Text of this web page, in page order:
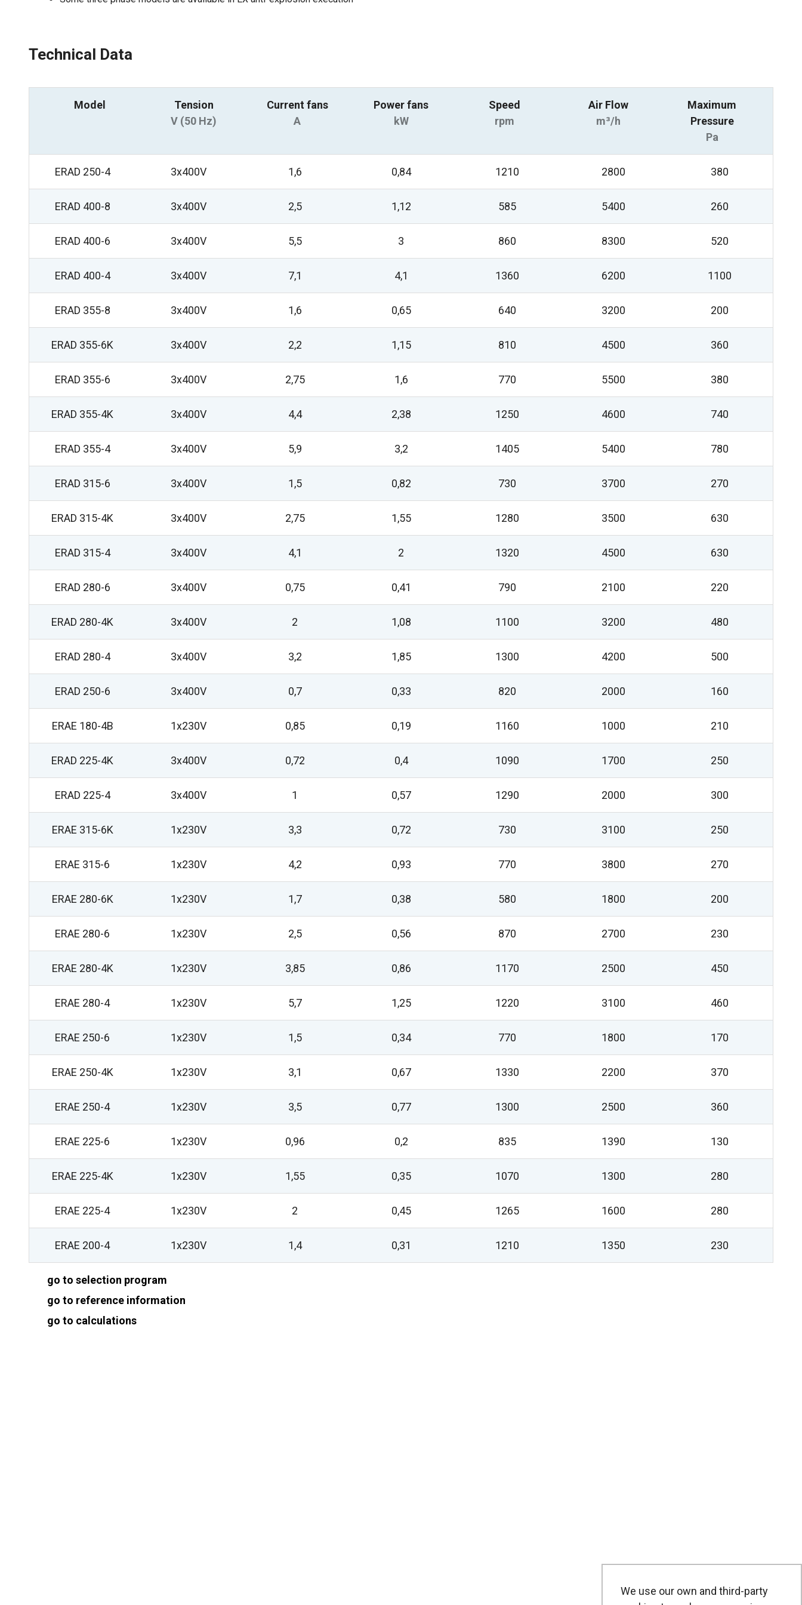
Technical Data
Model
Tension
V (50 Hz)
Current fans
A
Power fans
kW
Speed
rpm
Air Flow
m³/h
Maximum
Pressure
Pa
ERAD 250-4 3x400V 1,6 0,84 1210 2800 380
ERAD 400-8 3x400V 2,5 1,12 585 5400 260
ERAD 400-6 3x400V 5,5 3 860 8300 520
ERAD 400-4 3x400V 7,1 4,1 1360 6200 1100
ERAD 355-8 3x400V 1,6 0,65 640 3200 200
ERAD 355-6K 3x400V 2,2 1,15 810 4500 360
ERAD 355-6 3x400V 2,75 1,6 770 5500 380
ERAD 355-4K 3x400V 4,4 2,38 1250 4600 740
ERAD 355-4 3x400V 5,9 3,2 1405 5400 780
ERAD 315-6 3x400V 1,5 0,82 730 3700 270
ERAD 315-4K 3x400V 2,75 1,55 1280 3500 630
ERAD 315-4 3x400V 4,1 2 1320 4500 630
ERAD 280-6 3x400V 0,75 0,41 790 2100 220
ERAD 280-4K 3x400V 2 1,08 1100 3200 480
ERAD 280-4 3x400V 3,2 1,85 1300 4200 500
ERAD 250-6 3x400V 0,7 0,33 820 2000 160
ERAE 180-4B 1x230V 0,85 0,19 1160 1000 210
ERAD 225-4K 3x400V 0,72 0,4 1090 1700 250
ERAD 225-4 3x400V 1 0,57 1290 2000 300
ERAE 315-6K 1x230V 3,3 0,72 730 3100 250
ERAE 315-6 1x230V 4,2 0,93 770 3800 270
ERAE 280-6K 1x230V 1,7 0,38 580 1800 200
ERAE 280-6 1x230V 2,5 0,56 870 2700 230
ERAE 280-4K 1x230V 3,85 0,86 1170 2500 450
ERAE 280-4 1x230V 5,7 1,25 1220 3100 460
ERAE 250-6 1x230V 1,5 0,34 770 1800 170
ERAE 250-4K 1x230V 3,1 0,67 1330 2200 370
ERAE 250-4 1x230V 3,5 0,77 1300 2500 360
ERAE 225-6 1x230V 0,96 0,2 835 1390 130
ERAE 225-4K 1x230V 1,55 0,35 1070 1300 280
ERAE 225-4 1x230V 2 0,45 1265 1600 280
ERAE 200-4 1x230V 1,4 0,31 1210 1350 230
go to selection program
go to reference information
go to calculations
We use our own and third-party